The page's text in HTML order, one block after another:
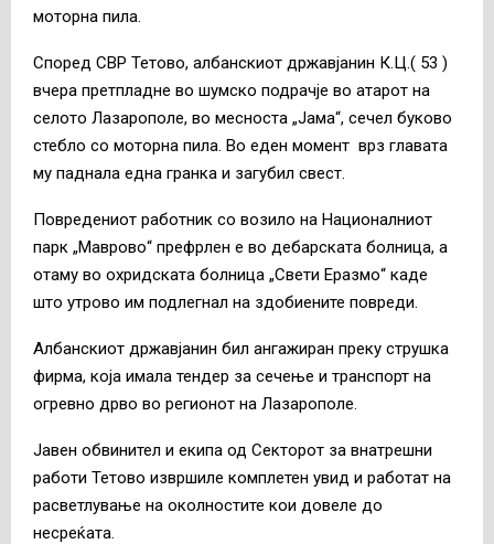
моторна пила.
Според СВР Тетово, албанскиот државјанин К.Ц.( 53 )
вчера претпладне во шумско подрачје во атарот на
селото Лазарополе, во месноста „Јама“, сечел буково
стебло со моторна пила. Во еден момент врз главата
му паднала една гранка и загубил свест.
Повредениот работник со возило на Националниот
парк „Маврово“ префрлен е во дебарската болница, а
отаму во охридската болница „Свети Еразмо“ каде
што утрово им подлегнал на здобиените повреди.
Албанскиот државјанин бил ангажиран преку струшка
фирма, која имала тендер за сечење и транспорт на
огревно дрво во регионот на Лазарополе.
Јавен обвинител и екипа од Секторот за внатрешни
работи Тетово извршиле комплетен увид и работат на
расветлување на околностите кои довеле до
несреќата.